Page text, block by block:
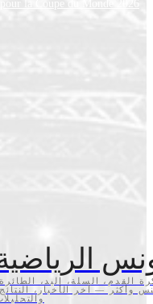
la Coupe du Monde 2026
القدم، السلة، اليد،
وأكثر — آخر الأخبار،